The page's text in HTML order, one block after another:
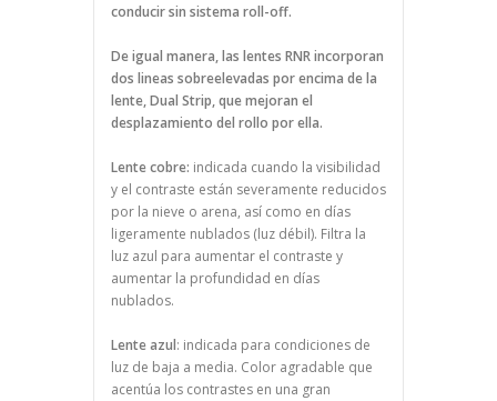
conducir sin sistema roll-off.
De igual manera, las lentes RNR incorporan
dos lineas sobreelevadas por encima de la
lente, Dual Strip, que mejoran el
desplazamiento del rollo por ella.
Lente cobre: indicada cuando la visibilidad
y el contraste están severamente reducidos
por la nieve o arena, así como en días
ligeramente nublados (luz débil). Filtra la
luz azul para aumentar el contraste y
aumentar la profundidad en días
nublados.
Lente azul: indicada para condiciones de
luz de baja a media. Color agradable que
acentúa los contrastes en una gran